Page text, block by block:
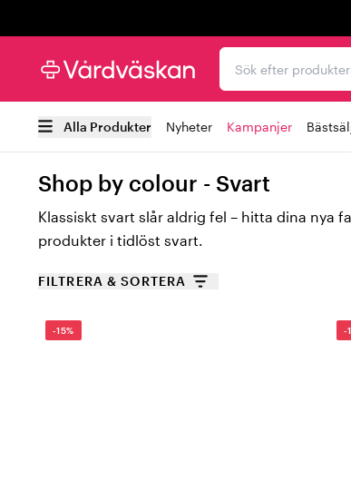
Sök efter
Alla Produkter Nyheter Kampanjer
Shop by colour - Svart
Klassiskt svart slår aldrig fel – hitta dina nya
produkter i tidlöst svart.
FILTRERA & SORTERA
-15% -